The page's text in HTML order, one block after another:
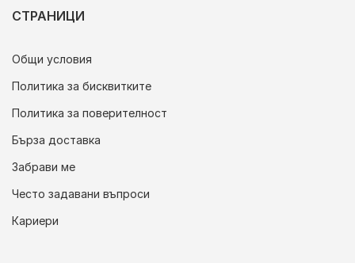
СТРАНИЦИ
Общи условия
Политика за бисквитките
Политика за поверителност
Бърза доставка
Забрави ме
Често задавани въпроси
Кариери